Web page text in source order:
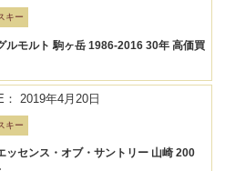
キー
ルモルト 駒ヶ岳 1986-2016 30年 高価買
： 2019年4月20日
キー
ッセンス・オブ・サントリー 山崎 200